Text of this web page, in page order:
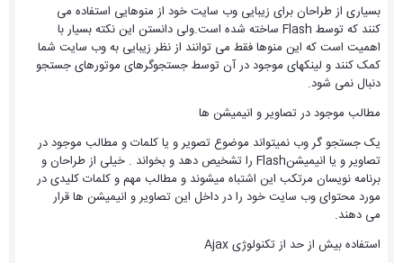
بسیاری از طراحان برای زیبایی وب سایت خود از منوهایی استفاده می
کنند که توسط Flash ساخته شده است.ولی دانستن این نکته بسیار با
اهمیت است که این منوها فقط می توانند از نظر زیبایی به وب سایت شما
کمک کنند و لینکهای موجود در آن توسط جستجوگرهای موتورهای جستجو
دنبال نمی شود.
مطالب موجود در تصاویر و انیمیشن ها
یک جستجو گر وب نمیتواند موضوع تصویر و یا کلمات و مطالب موجود در
تصاویر و یا انیمیشنFlash را تشخیص دهد و بخواند . خیلی از طراحان و
برنامه نویسان مرتکب این اشتباه میشوند و مطالب مهم و کلمات کلیدی در
مورد محتوای وب سایت خود را در داخل این تصاویر و انیمیشن ها قرار
می دهند.
استفاده بیش از حد از تکنولوژی Ajax